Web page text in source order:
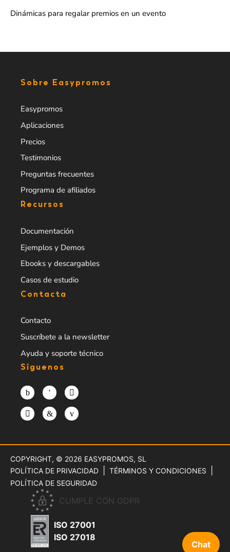
Dinámicas para regalar premios en un evento
Sobre Easypromos
Easypromos
Aplicaciones
Precios
Testimonios
Preguntas frecuentes
Programa de afiliados
Recursos
Documentación
Ejemplos y Demos
Ebooks y descargables
Casos de estudio
Contacta
Contacto
Suscríbete a la newsletter
Ayuda y soporte técnico
Síguenos
Chat
COPYRIGHT, © 2026 EASYPROMOS, SL
POLÍTICA DE PRIVACIDAD
TÉRMINOS Y CONDICIONES
POLÍTICA DE SEGURIDAD
CUMPLE CON GDPR
ISO 27001
ISO 27018